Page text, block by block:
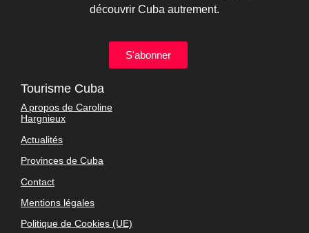
découvrir Cuba autrement.
S'abonner
Tourisme Cuba
A propos de Caroline
Hargnieux
Actualités
Provinces de Cuba
Contact
Mentions légales
Politique de Cookies (UE)